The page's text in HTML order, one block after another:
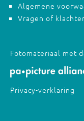
Algemene
Vragen of
Fotomateriaal met
Privacy-verklaring